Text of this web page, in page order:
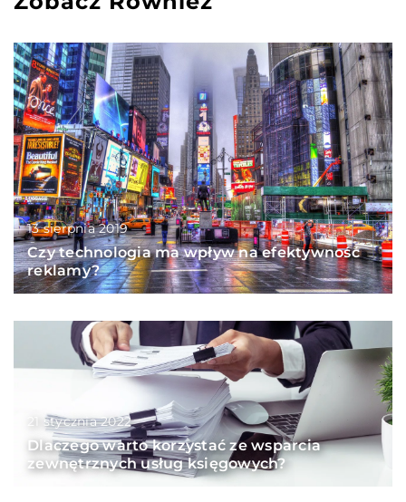
13 sierpnia 2019
Czy technologia ma wpływ na efektywność
reklamy?
21 stycznia 2022
Dlaczego warto korzystać ze wsparcia
zewnętrznych usług księgowych?